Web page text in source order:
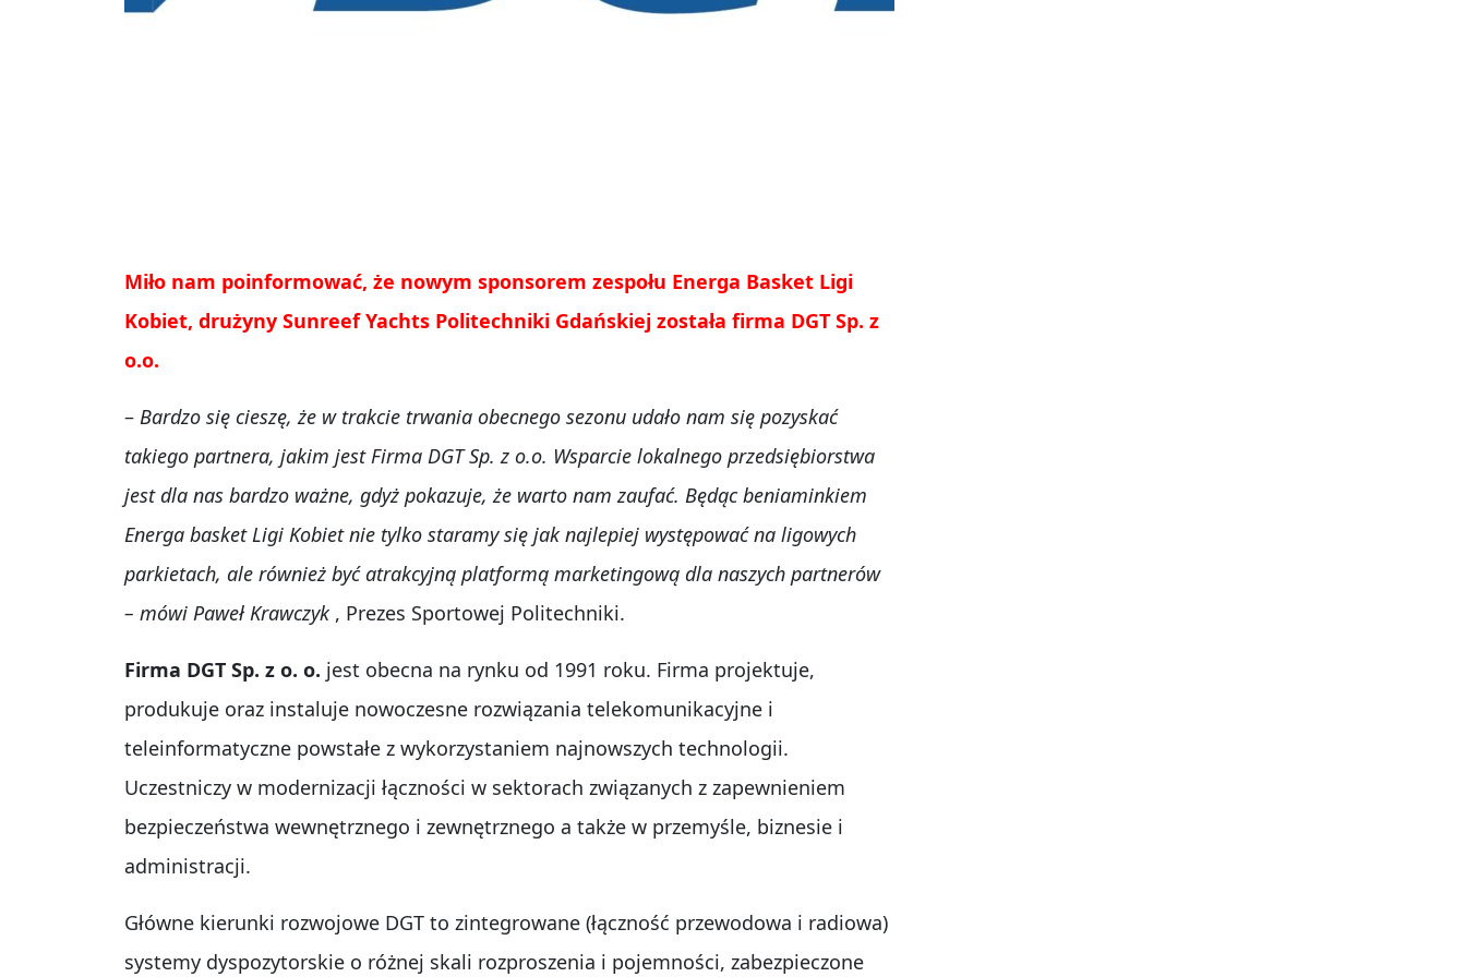
Miło nam poinformować, że nowym sponsorem zespołu Energa Basket Ligi
Kobiet, drużyny Sunreef Yachts Politechniki Gdańskiej została firma DGT Sp. z
o.o.
– Bardzo się cieszę, że w trakcie trwania obecnego sezonu udało nam się pozyskać
takiego partnera, jakim jest Firma DGT Sp. z o.o. Wsparcie lokalnego przedsiębiorstwa
jest dla nas bardzo ważne, gdyż pokazuje, że warto nam zaufać. Będąc beniaminkiem
Energa basket Ligi Kobiet nie tylko staramy się jak najlepiej występować na ligowych
parkietach, ale również być atrakcyjną platformą marketingową dla naszych partnerów
– mówi Paweł Krawczyk, Prezes Sportowej Politechniki.
Firma DGT Sp. z o. o. jest obecna na rynku od 1991 roku. Firma projektuje,
produkuje oraz instaluje nowoczesne rozwiązania telekomunikacyjne i
teleinformatyczne powstałe z wykorzystaniem najnowszych technologii.
Uczestniczy w modernizacji łączności w sektorach związanych z zapewnieniem
bezpieczeństwa wewnętrznego i zewnętrznego a także w przemyśle, biznesie i
administracji.
Główne kierunki rozwojowe DGT to zintegrowane (łączność przewodowa i radiowa)
systemy dyspozytorskie o różnej skali rozproszenia i pojemności, zabezpieczone